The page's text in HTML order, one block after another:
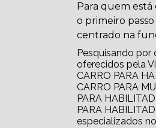
Para quem
o primeiro
centrado na
Pesquisando
oferecidos pela
CARRO PARA
CARRO PARA
PARA
PARA
especializados